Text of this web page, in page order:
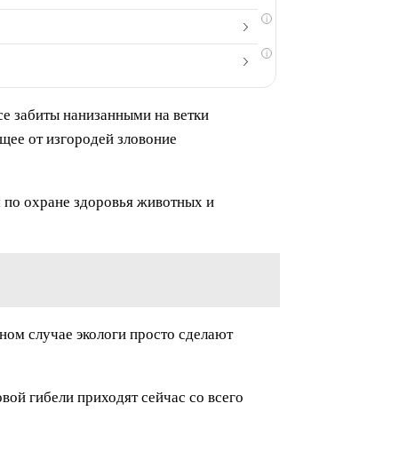
i
i
забиты нанизанными на ветки
от изгородей зловоние
охране здоровья животных и
случае экологи просто сделают
гибели приходят сейчас со всего